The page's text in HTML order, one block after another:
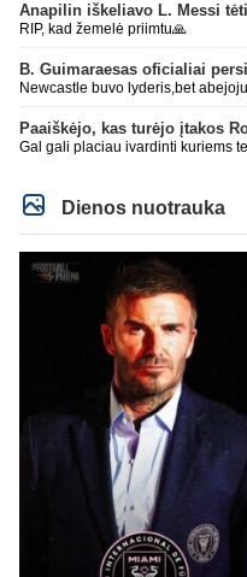
Anapilin iškeliavo L. Messi
RIP, kad žemelė priimtu🙏
B. Guimaraesas oficialiai
Newcastle buvo lyderis,bet
Gal gali placiau ivardinti kuriems
Dienos nuotrauka